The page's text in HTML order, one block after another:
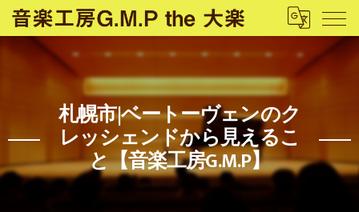
札幌市|ベートーヴェンのク
レッシェンドから見えるこ
と【音楽工房G.M.P】